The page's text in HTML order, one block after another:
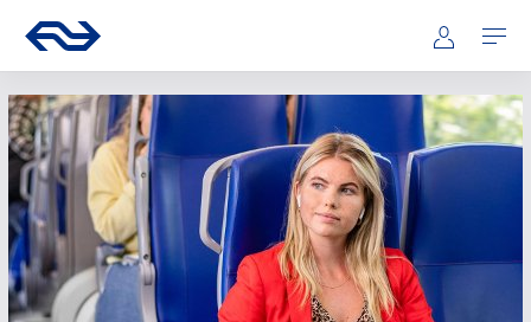
Hoofdnavigatie
Ga naar de homepage van ns.nl Mijn NS
Openen